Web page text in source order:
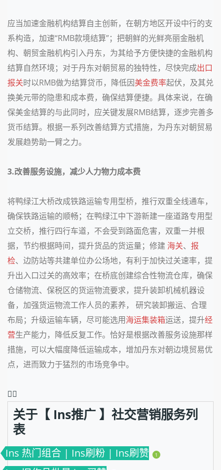
应当加速金融机构结算自主创新，在朝方地区开设中行的支
系构造，加速“RMB款境结算”；把朝鲜的光鲜亮丽金融机
构、朝贸金融机构引入丹东，为其给予方便快捷的金融机构
结算自然环境；对于丹东对朝贸易的独特性，尽快完成出口
报关时以RMB做为结算贷币，降低因美金费率起伏，及其兑
换美元带的隐患和成本费，确保结算便捷。具体来说，在确
保美金结算的与此同时， 应关键发展RMB结算， 逐步完善多
货币结算。根据一系列改善结算方式措施，为丹东对朝贸易
发展趋势助一臂之力。
3.改善服务设施，减少人力物力成本费
将鸭绿江大桥改成铁路运输专用型桥，推行双重全线通车，
确保铁路运输的顺畅；在鸭绿江中下游新建一座道路专用型
立交桥，推行四行车道，不会受到路面危害，双重一并根
据，节约根据時间，提升货品的货运量；修建 海关、 报
检、边防站等共建单位办公场地，有利于加快过关速率，提
升出入口过关的高效率；在桥底创建综合性物流仓库，确保
仓储物流、保税区的货运物流要求，提升装卸机械机器设
备，加强货运物流工作人员的素养， 研究装卸搬运、合理
布局；升级运输车辆，尽可能选用海运集装箱运送，提升经
营生产能力，降低反复工作。恰好是根据改善服务设施那样
措施，可以大幅度降低运输成本，增加丹东对朝边境贸易优
点， 进而致力于猛烈的市场竞争中。
❤️‍🔥
关于【 Ins推广 】社交营销服务列
表
Ins 热门组合 | Ins刷粉 | Ins刷赞 1